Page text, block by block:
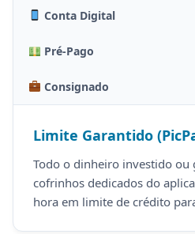
Conta Digital
Pré-Pago
Consignado
Limite Garantido
Todo o dinheiro investido ou
cofrinhos dedicados do
hora em limite de crédito